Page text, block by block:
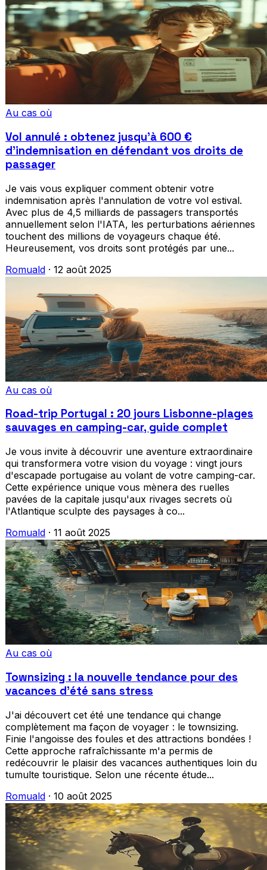
Au cas où
Vol annulé : obtenez jusqu'à 600 €
d'indemnisation en défendant vos droits de
passager
Je vais vous expliquer comment obtenir votre
indemnisation après l'annulation de votre vol estival.
Avec plus de 4,5 milliards de passagers transportés
annuellement selon l'IATA, les perturbations aériennes
touchent des millions de voyageurs chaque été.
Heureusement, vos droits sont protégés par une...
Romuald · 12 août 2025
Au cas où
Road-trip Portugal : 20 jours Lisbonne-plages
sauvages en camping-car, guide complet
Je vous invite à découvrir une aventure extraordinaire
qui transformera votre vision du voyage : vingt jours
d'escapade portugaise au volant de votre camping-car.
Cette expérience unique vous mènera des ruelles
pavées de la capitale jusqu'aux rivages secrets où
l'Atlantique sculpte des paysages à co...
Romuald · 11 août 2025
Au cas où
Townsizing : la nouvelle tendance pour des
vacances d'été sans stress
J'ai découvert cet été une tendance qui change
complètement ma façon de voyager : le townsizing.
Finie l'angoisse des foules et des attractions bondées !
Cette approche rafraîchissante m'a permis de
redécouvrir le plaisir des vacances authentiques loin du
tumulte touristique. Selon une récente étude...
Romuald · 10 août 2025